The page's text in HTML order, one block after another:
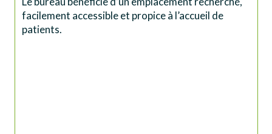
facilement accessible et propice à l’accueil de
patients.